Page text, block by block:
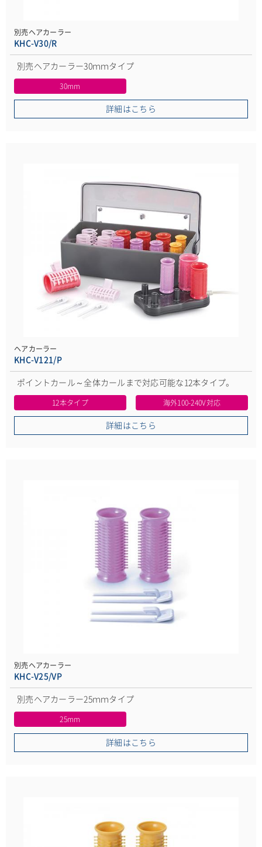
別売ヘアカーラー
KHC-V30/R
別売ヘアカーラー30ｍｍタイプ
30mm
詳細はこちら
ヘアカーラー
KHC-V121/P
ポイントカール～全体カールまで対応可能な12本タイプ。
12本タイプ 海外100-240V対応
詳細はこちら
別売ヘアカーラー
KHC-V25/VP
別売ヘアカーラー25ｍｍタイプ
25mm
詳細はこちら